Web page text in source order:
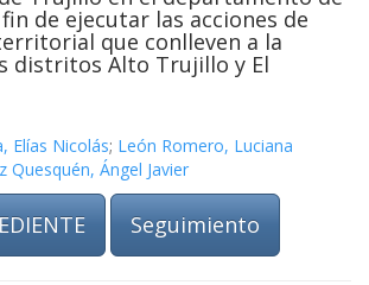
de ejecutar las acciones de
que conlleven a la
distritos Alto Trujillo y El
Elías Nicolás; León Romero, Luciana
Quesquén, Ángel Javier
Seguimiento